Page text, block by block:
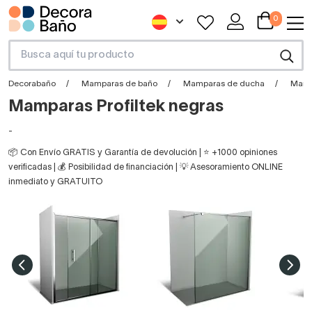
0
Decorabaño Mamparas de baño Mamparas de ducha
Mamparas Profiltek negras
-
📦 Con Envío GRATIS y Garantía de devolución | ⭐ +1000 opiniones
verificadas | 💰 Posibilidad de financiación | 💡 Asesoramiento ONLINE
inmediato y GRATUITO